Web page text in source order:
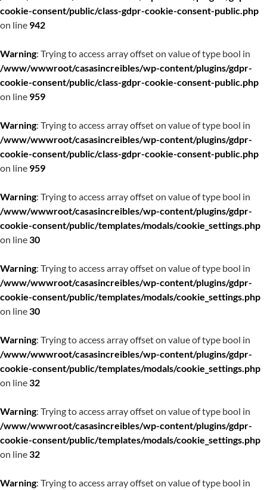
cookie-consent/public/class-gdpr-cookie-consent-public.php
on line 942
Warning: Trying to access array offset on value of type bool in
/www/wwwroot/casasincreibles/wp-content/plugins/gdpr-
cookie-consent/public/class-gdpr-cookie-consent-public.php
on line 959
Warning: Trying to access array offset on value of type bool in
/www/wwwroot/casasincreibles/wp-content/plugins/gdpr-
cookie-consent/public/class-gdpr-cookie-consent-public.php
on line 959
Warning: Trying to access array offset on value of type bool in
/www/wwwroot/casasincreibles/wp-content/plugins/gdpr-
cookie-consent/public/templates/modals/cookie_settings.php
on line30
Warning: Trying to access array offset on value of type bool in
/www/wwwroot/casasincreibles/wp-content/plugins/gdpr-
cookie-consent/public/templates/modals/cookie_settings.php
on line30
Warning: Trying to access array offset on value of type bool in
/www/wwwroot/casasincreibles/wp-content/plugins/gdpr-
cookie-consent/public/templates/modals/cookie_settings.php
on line32
Warning: Trying to access array offset on value of type bool in
/www/wwwroot/casasincreibles/wp-content/plugins/gdpr-
cookie-consent/public/templates/modals/cookie_settings.php
on line32
Warning: Trying to access array offset on value of type bool in